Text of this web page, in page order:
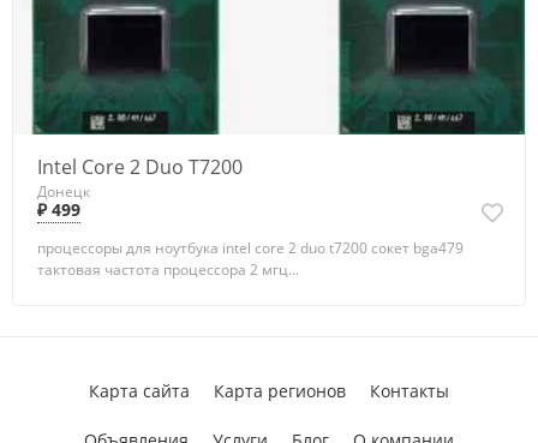
Intel Core 2 Duo T7200
Донецк
₽ 499
процессоры для ноутбука intel core 2 duo t7200 сокет bga479
тактовая частота процессора 2 мгц...
Карта сайта Карта регионов Контакты